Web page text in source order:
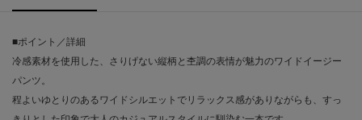
■ポイント／詳細
冷感素材を使用した、さりげない縦柄と杢調の表情が魅力のワイドイージー
パンツ。
程よいゆとりのあるワイドシルエットでリラックス感がありながらも、すっ